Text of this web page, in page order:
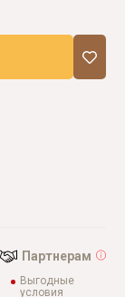
Партнерам
Выгодные
условия